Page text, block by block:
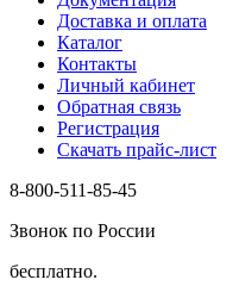
Доставка и оплата
Каталог
Контакты
Личный кабинет
Обратная связь
Регистрация
Скачать прайс-лист
8-800-511-85-45
Звонок по России
бесплатно.